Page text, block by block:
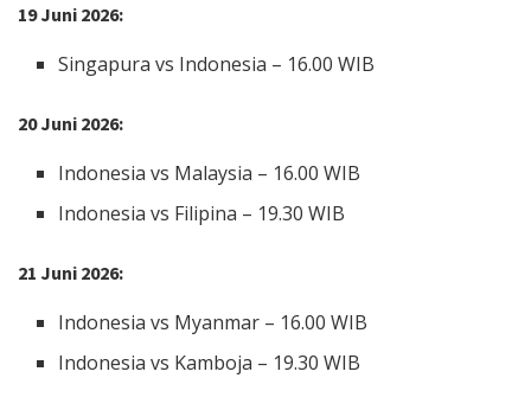
19 Juni 2026:
Singapura vs Indonesia – 16.00 WIB
20 Juni 2026:
Indonesia vs Malaysia – 16.00 WIB
Indonesia vs Filipina – 19.30 WIB
21 Juni 2026:
Indonesia vs Myanmar – 16.00 WIB
Indonesia vs Kamboja – 19.30 WIB